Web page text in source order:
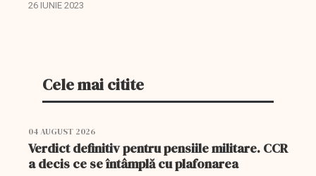
Prigojin continuă.
26 IUNIE 2023
Cele mai citite
04 AUGUST 2026
Verdict definitiv pentru pensiile militare. CCR
a decis ce se întâmplă cu plafonarea